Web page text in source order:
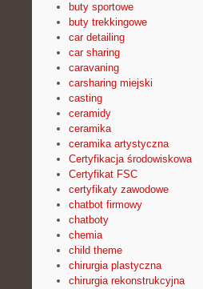
buty sportowe
buty trekkingowe
car detailing
car sharing
caravaning
carsharing miejski
casting
ceramidy
ceramika
ceramika artystyczna
Certyfikacja środowiskowa
Certyfikat FSC
certyfikaty zawodowe
chatbot firmowy
chatboty
chemia
child theme
chirurgia plastyczna
chirurgia rekonstrukcyjna